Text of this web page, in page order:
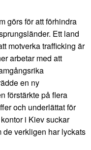
görs för att förhindra
Ett land
motverka trafficking är
arbetar med att
en ny
förstärkte på flera
och underlättat för
i Kiev suckar
de verkligen har lyckats